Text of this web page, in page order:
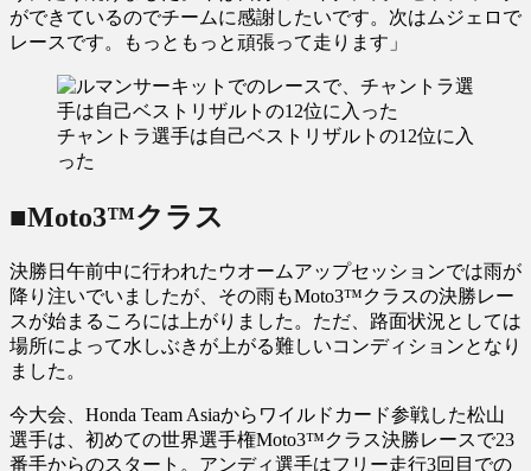
ができているのでチームに感謝したいです。次はムジェロで
レースです。もっともっと頑張って走ります」
チャントラ選手は自己ベストリザルトの12位に入
った
■Moto3™クラス
決勝日午前中に行われたウオームアップセッションでは雨が
降り注いでいましたが、その雨もMoto3™クラスの決勝レー
スが始まるころには上がりました。ただ、路面状況としては
場所によって水しぶきが上がる難しいコンディションとなり
ました。
今大会、Honda Team Asiaからワイルドカード参戦した松山
選手は、初めての世界選手権Moto3™クラス決勝レースで23
番手からのスタート。アンディ選手はフリー走行3回目での